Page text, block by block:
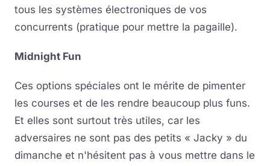
tous les systèmes électroniques de vos
concurrents (pratique pour mettre la pagaille).
Midnight Fun
Ces options spéciales ont le mérite de pimenter
les courses et de les rendre beaucoup plus funs.
Et elles sont surtout très utiles, car les
adversaires ne sont pas des petits « Jacky » du
dimanche et n'hésitent pas à vous mettre dans le